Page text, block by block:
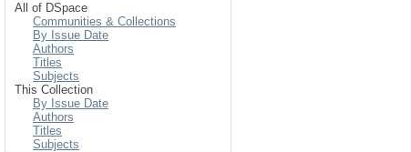
All of DSpace
Communities & Collections
By Issue Date
Authors
Titles
Subjects
This Collection
By Issue Date
Authors
Titles
Subjects